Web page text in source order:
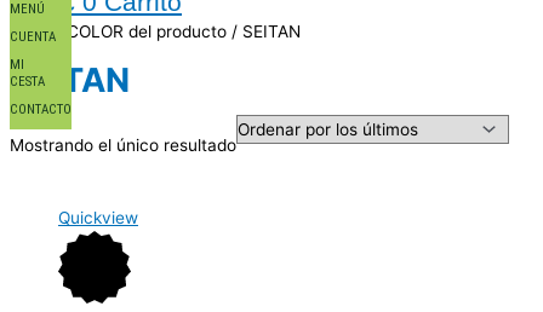
MENÚ
CUENTA
MI
CESTA
CONTACTO
Inicio/ COLOR del producto / SEITAN
SEITAN
Mostrando el único resultado
Quickview